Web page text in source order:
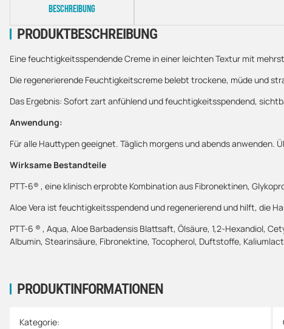
BESCHREIBUNG
PRODUKTINFORMATIONEN
Produkteigenschaft
Wert
Kategorie:
PRODUKTBESCHREIBUNG
Eine feuchtigkeitsspendende Creme in einer leichten Textur mit
Die regenerierende Feuchtigkeitscreme belebt trockene, müde und
Das Ergebnis: Sofort zart anfühlend und feuchtigkeitsspendend,
Anwendung:
Für alle Hauttypen geeignet. Täglich morgens und abends
Wirksame Bestandteile
PTT-6® , eine klinisch erprobte Kombination aus Fibronektinen,
Aloe Vera ist feuchtigkeitsspendend und regenerierend und hilft, die
PTT-6 ®️ , Aqua, Aloe Barbadensis Blattsaft, Ölsäure, 1,2-Hexandiol,
Albumin, Stearinsäure, Fibronektine, Tocopherol, Duftstoffe,